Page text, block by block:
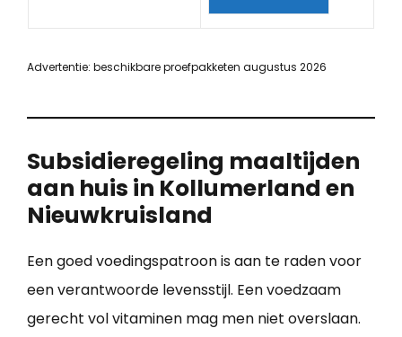
Advertentie: beschikbare proefpakketen augustus 2026
Subsidieregeling maaltijden
aan huis in Kollumerland en
Nieuwkruisland
Een goed voedingspatroon is aan te raden voor
een verantwoorde levensstijl. Een voedzaam
gerecht vol vitaminen mag men niet overslaan.